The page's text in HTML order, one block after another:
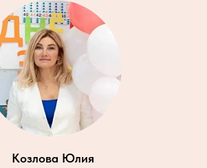
Козлова Юлия